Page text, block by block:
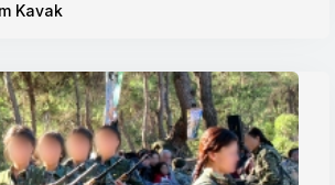
Kavak